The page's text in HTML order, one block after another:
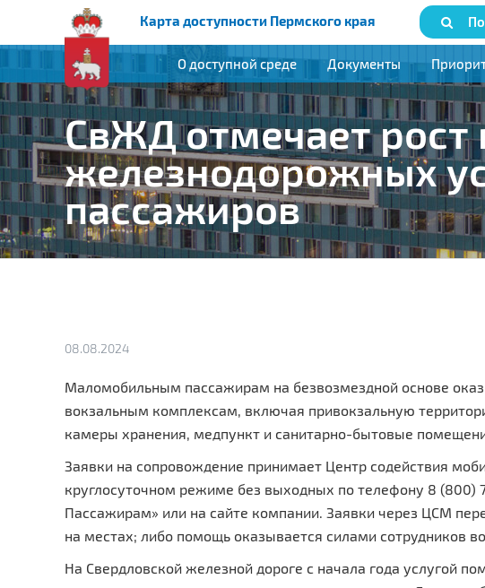
Карта доступности Пермского края
О доступной среде Документы
СвЖД отмечает рост
железнодорожных
пассажиров
08.08.2024
Маломобильным пассажирам на безвозмездной основе
вокзальным комплексам, включая привокзальную
камеры хранения, медпункт и санитарно-бытовые
Заявки на сопровождение принимает Центр содействия
круглосуточном режиме без выходных по телефону 8
Пассажирам» или на сайте компании. Заявки через ЦСМ
на местах; либо помощь оказывается силами сотрудников
На Свердловской железной дороге с начала года услугой